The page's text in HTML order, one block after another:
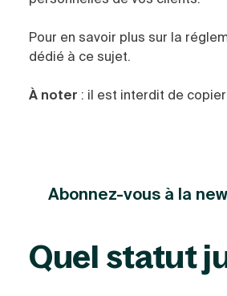
Pour en savoir plus sur la
dédié à ce sujet.
À noter : il est interdit de
Abonnez-vous à la
Quel statut